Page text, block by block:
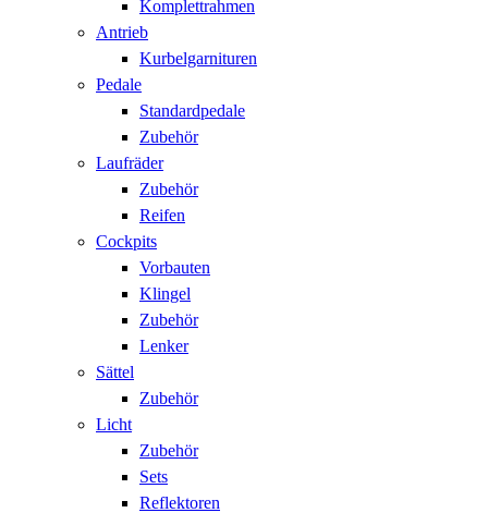
Komplettrahmen
Antrieb
Kurbelgarnituren
Pedale
Standardpedale
Zubehör
Laufräder
Zubehör
Reifen
Cockpits
Vorbauten
Klingel
Zubehör
Lenker
Sättel
Zubehör
Licht
Zubehör
Sets
Reflektoren